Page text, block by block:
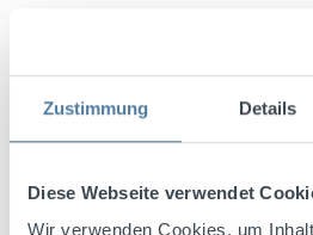
Zustimmung Details
Diese Webseite verwendet
Wir verwenden Cookies, um
0,02l 32% Vol.
REGULÄRER PREIS:
0,75 €
Preise exkl. MwSt. zzgl.